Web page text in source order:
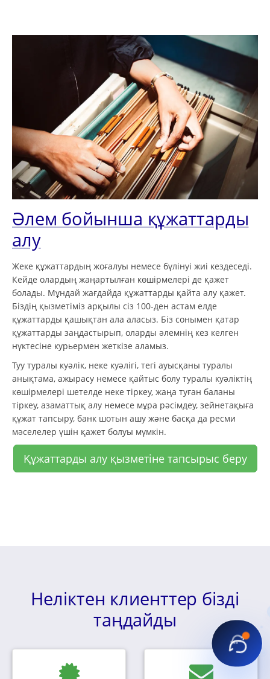
Әлем бойынша құжаттарды
алу
Жеке құжаттардың жоғалуы немесе бүлінуі жиі кездеседі.
Кейде олардың жаңартылған көшірмелері де қажет
болады. Мұндай жағдайда құжаттарды қайта алу қажет.
Біздің қызметіміз арқылы сіз 100-ден астам елде
құжаттарды қашықтан ала аласыз. Біз сонымен қатар
құжаттарды заңдастырып, оларды әлемнің кез келген
нүктесіне курьермен жеткізе аламыз.
Туу туралы куәлік, неке куәлігі, тегі ауысқаны туралы
анықтама, ажырасу немесе қайтыс болу туралы куәліктің
көшірмелері шетелде неке тіркеу, жаңа туған баланы
тіркеу, азаматтық алу немесе мұра рәсімдеу, зейнетақыға
құжат тапсыру, банк шотын ашу және басқа да ресми
мәселелер үшін қажет болуы мүмкін.
Құжаттарды алу қызметіне тапсырыс беру
Неліктен клиенттер бізді
таңдайды